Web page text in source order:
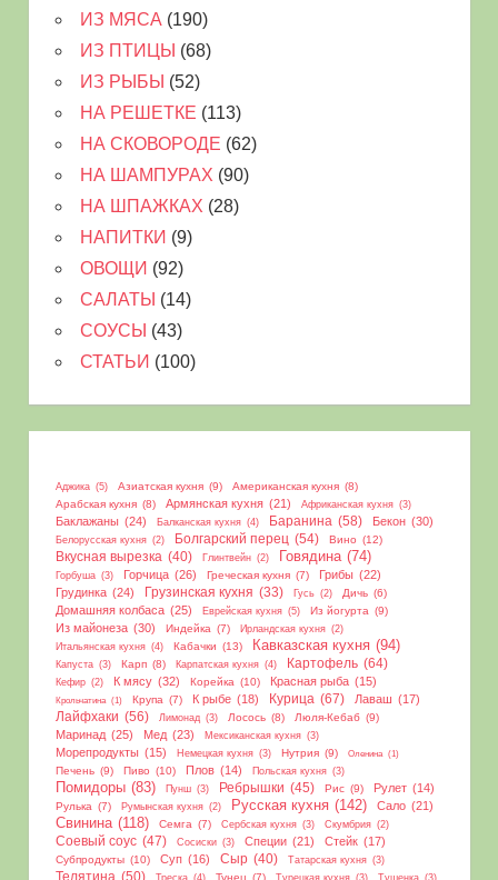
ИЗ МЯСА (190)
ИЗ ПТИЦЫ (68)
ИЗ РЫБЫ (52)
НА РЕШЕТКЕ (113)
НА СКОВОРОДЕ (62)
НА ШАМПУРАХ (90)
НА ШПАЖКАХ (28)
НАПИТКИ (9)
ОВОЩИ (92)
САЛАТЫ (14)
СОУСЫ (43)
СТАТЬИ (100)
Аджика (5) Азиатская кухня (9) Американская кухня (8)
Арабская кухня (8) Армянская кухня (21) Африканская кухня (3)
Баклажаны (24) Балканская кухня (4) Баранина (58) Бекон (30)
Белорусская кухня (2) Болгарский перец (54) Вино (12)
Вкусная вырезка (40) Глинтвейн (2) Говядина (74)
Горбуша (3) Горчица (26) Греческая кухня (7) Грибы (22)
Грудинка (24) Грузинская кухня (33) Гусь (2) Дичь (6)
Домашняя колбаса (25) Еврейская кухня (5) Из йогурта (9)
Из майонеза (30) Индейка (7) Ирландская кухня (2)
Итальянская кухня (4) Кабачки (13) Кавказская кухня (94)
Капуста (3) Карп (8) Карпатская кухня (4) Картофель (64)
Кефир (2) К мясу (32) Корейка (10) Красная рыба (15)
Крольчатина (1) Крупа (7) К рыбе (18) Курица (67) Лаваш (17)
Лайфхаки (56) Лимонад (3) Лосось (8) Люля-Кебаб (9)
Маринад (25) Мед (23) Мексиканская кухня (3)
Морепродукты (15) Немецкая кухня (3) Нутрия (9) Оленина (1)
Печень (9) Пиво (10) Плов (14) Польская кухня (3)
Помидоры (83) Пунш (3) Ребрышки (45) Рис (9) Рулет (14)
Рулька (7) Румынская кухня (2) Русская кухня (142) Сало (21)
Свинина (118) Семга (7) Сербская кухня (3) Скумбрия (2)
Соевый соус (47) Сосиски (3) Специи (21) Стейк (17)
Субпродукты (10) Суп (16) Сыр (40) Татарская кухня (3)
Телятина (50) Тунец (7)